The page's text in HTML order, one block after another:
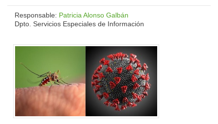
Responsable: Patricia Alonso Galbán
Dpto. Servicios Especiales de Información